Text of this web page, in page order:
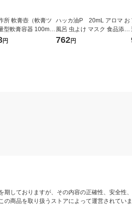
所 軟膏壺（軟膏ツ
型軟膏容器 100mL
（白） 1セット（1
円
ハッカ油P 20mL アロマ お
風呂 虫よけ マスク 食品添加
物 健栄製薬
762円
期しておりますが、その内容の正確性、安全性
の商品を取り扱うストアによって運営されてい